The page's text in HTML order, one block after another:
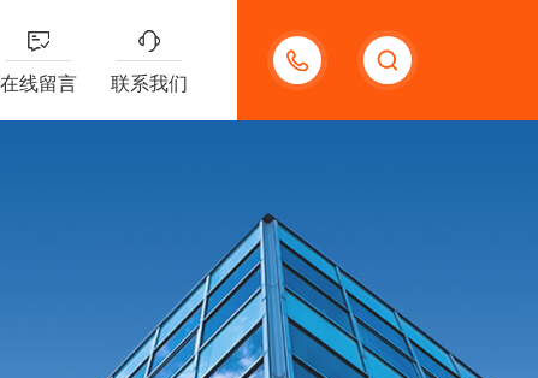
18123966210
在线留言 联系我们